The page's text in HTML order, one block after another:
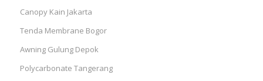
Canopy Kain Jakarta
Tenda Membrane Bogor
Awning Gulung Depok
Polycarbonate Tangerang